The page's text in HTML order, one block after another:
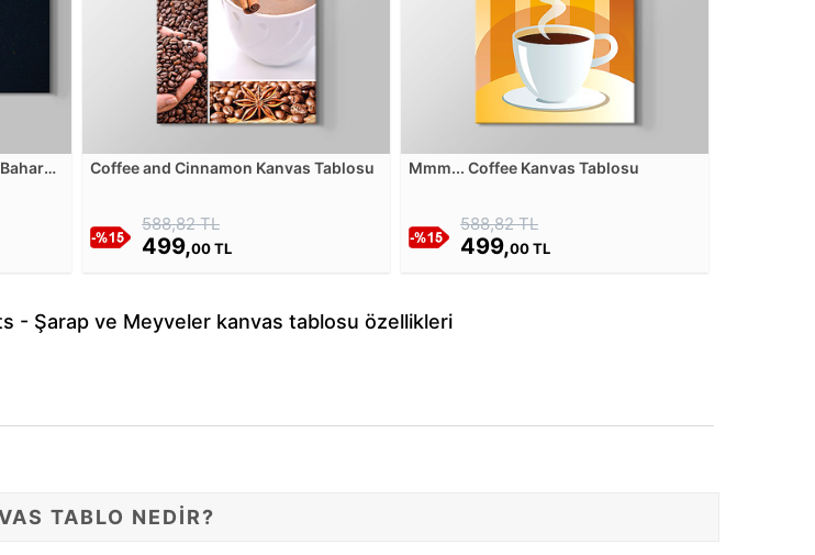
Coffee and Cinnamon Kanvas Tablosu
588,82 TL
499,00 TL
Mmm... Coffee Kanvas Tablosu
588,82 TL
499,00 TL
- Şarap ve Meyveler kanvas tablosu özellikleri
TABLO NEDİR?